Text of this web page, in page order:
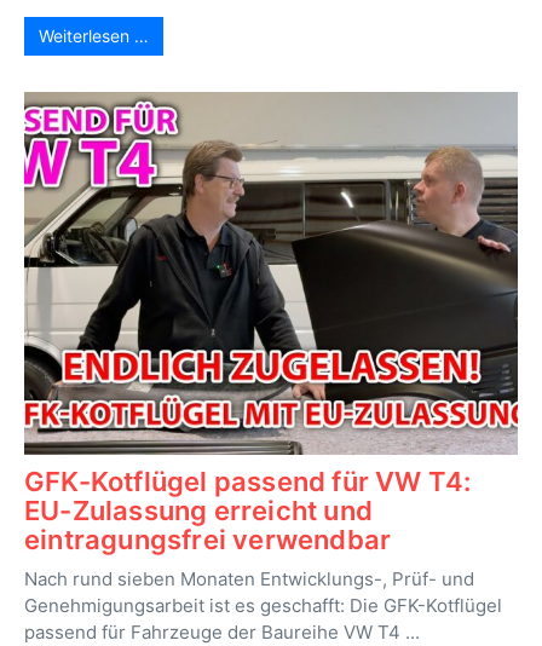
Weiterlesen …
GFK-Kotflügel passend für VW T4:
EU-Zulassung erreicht und
eintragungsfrei verwendbar
Nach rund sieben Monaten Entwicklungs-, Prüf- und
Genehmigungsarbeit ist es geschafft: Die GFK-Kotflügel
passend für Fahrzeuge der Baureihe VW T4 ...